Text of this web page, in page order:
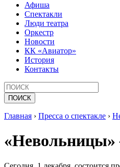
Афиша
Спектакли
Люди театра
Оркестр
Новости
КК «Авиатор»
История
Контакты
Главная › Пресса о спектакле ›
«Невольницы»